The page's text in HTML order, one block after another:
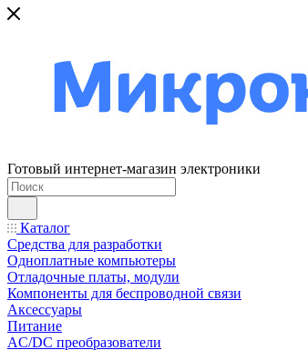
Готовый интернет-магазин электроники
Каталог
Средства для разработки
Одноплатные компьютеры
Отладочные платы, модули
Компоненты для беспроводной связи
Аксессуары
Питание
AC/DC преобразователи